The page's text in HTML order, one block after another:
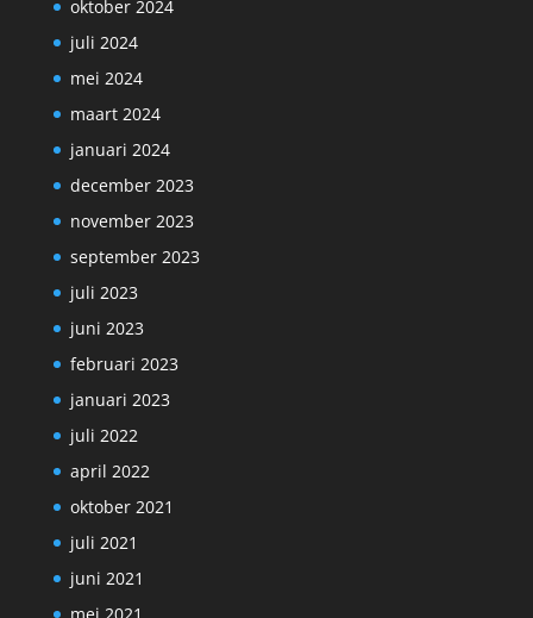
oktober 2024
juli 2024
mei 2024
maart 2024
januari 2024
december 2023
november 2023
september 2023
juli 2023
juni 2023
februari 2023
januari 2023
juli 2022
april 2022
oktober 2021
juli 2021
juni 2021